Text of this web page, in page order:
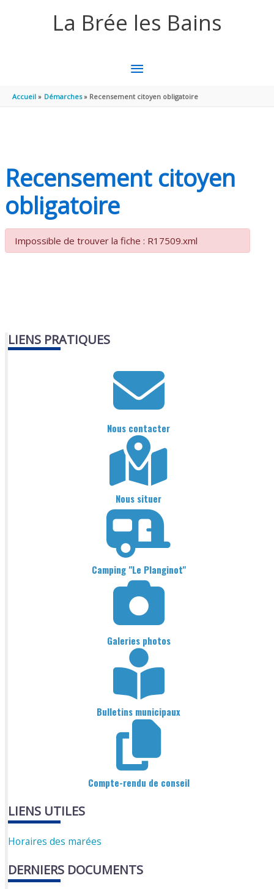
La Brée les Bains
MENU
PRINCIPAL
Accueil Démarches Recensement citoyen obligatoire
Recensement citoyen
obligatoire
Impossible de trouver la fiche : R17509.xml
LIENS PRATIQUES
Nous contacter
Nous situer
Camping "Le Planginot"
Galeries photos
Bulletins municipaux
Compte-rendu de conseil
LIENS UTILES
Horaires des marées
DERNIERS DOCUMENTS